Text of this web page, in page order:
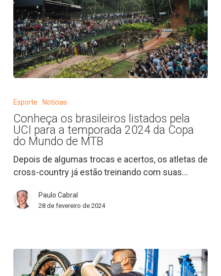
de
bicicletas
brasileiros
listados
pela
UCI
para
a
2024
da
Mundo
Esporte Notícias
Conheça os brasileiros listados pela
UCI para a temporada 2024 da Copa
do Mundo de MTB
Depois de algumas trocas e acertos, os atletas de
cross-country já estão treinando com suas…
Paulo Cabral
28 de fevereiro de 2024